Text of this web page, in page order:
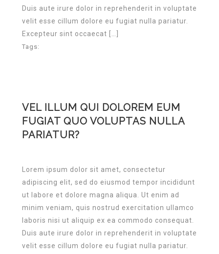
Duis aute irure dolor in reprehenderit in voluptate
velit esse cillum dolore eu fugiat nulla pariatur.
Excepteur sint occaecat […]
Tags:
VEL ILLUM QUI DOLOREM EUM
FUGIAT QUO VOLUPTAS NULLA
PARIATUR?
Lorem ipsum dolor sit amet, consectetur
adipiscing elit, sed do eiusmod tempor incididunt
ut labore et dolore magna aliqua. Ut enim ad
minim veniam, quis nostrud exercitation ullamco
laboris nisi ut aliquip ex ea commodo consequat.
Duis aute irure dolor in reprehenderit in voluptate
velit esse cillum dolore eu fugiat nulla pariatur.